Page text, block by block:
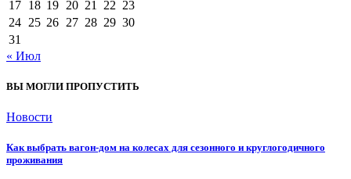
17 18 19 20 21 22 23
24 25 26 27 28 29 30
31
« Июл
ВЫ МОГЛИ ПРОПУСТИТЬ
Новости
Как выбрать вагон-дом на колесах для сезонного и круглогодичного
проживания